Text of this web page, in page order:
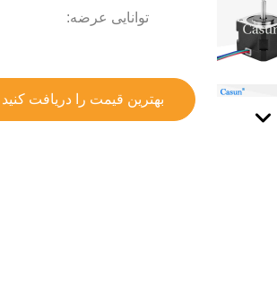
توانایی عرضه:
بهترین قیمت را دریافت کنید